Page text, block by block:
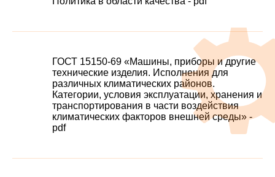
ГОСТ 15150-69 «Машины, приборы и другие
технические изделия. Исполнения для
различных климатических районов.
Категории, условия эксплуатации, хранения и
транспортирования в части воздействия
климатических факторов внешней среды» -
pdf